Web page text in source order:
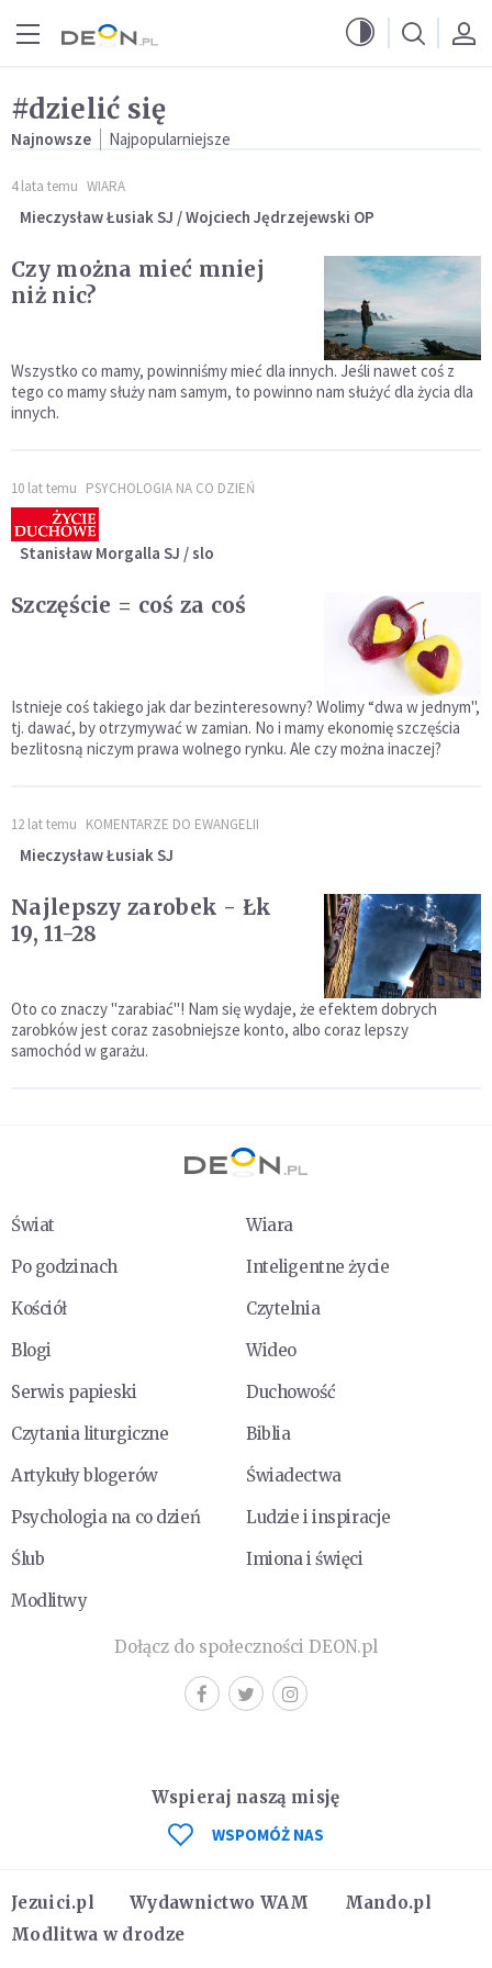
#dzielić się
Najnowsze Najpopularniejsze
4 lata temu WIARA
Mieczysław Łusiak SJ / Wojciech Jędrzejewski OP
Czy można mieć mniej
niż nic?
Wszystko co mamy, powinniśmy mieć dla innych. Jeśli nawet coś z
tego co mamy służy nam samym, to powinno nam służyć dla życia dla
innych.
10 lat temu PSYCHOLOGIA NA CO DZIEŃ
Stanisław Morgalla SJ / slo
Szczęście = coś za coś
Istnieje coś takiego jak dar bezinteresowny? Wolimy “dwa w jednym",
tj. dawać, by otrzymywać w zamian. No i mamy ekonomię szczęścia
bezlitosną niczym prawa wolnego rynku. Ale czy można inaczej?
12 lat temu KOMENTARZE DO EWANGELII
Mieczysław Łusiak SJ
Najlepszy zarobek - Łk
19, 11-28
Oto co znaczy "zarabiać"! Nam się wydaje, że efektem dobrych
zarobków jest coraz zasobniejsze konto, albo coraz lepszy
samochód w garażu.
Świat
Wiara
Po godzinach
Inteligentne życie
Kościół
Czytelnia
Blogi
Wideo
Serwis papieski
Duchowość
Czytania liturgiczne
Biblia
Artykuły blogerów
Świadectwa
Psychologia na co dzień
Ludzie i inspiracje
Ślub
Imiona i święci
Modlitwy
Dołącz do społeczności DEON.pl
Jezuici.pl Wydawnictwo WAM
Mando.pl
Modlitwa w drodze
Wspieraj naszą misję
WSPOMÓŻ NAS